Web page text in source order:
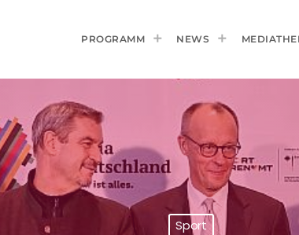
PROGRAMM NEWS
Sport